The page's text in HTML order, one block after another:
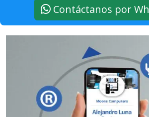
Contáctanos por